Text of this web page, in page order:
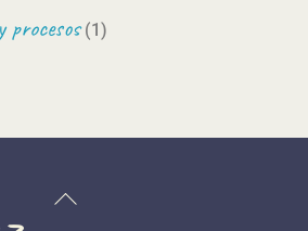
procesos(1)
Back